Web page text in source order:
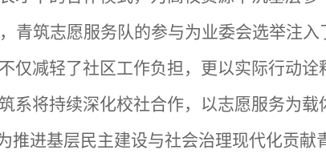
青筑志愿服务队的参与为业委会选举注
仅减轻了社区工作负担，更以实际行动
系将持续深化校社合作，以志愿服务为
推进基层民主建设与社会治理现代化贡献